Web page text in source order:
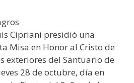
Cipriani presidió una
Misa en Honor al Cristo de
exteriores del Santuario de
28 de octubre, día en